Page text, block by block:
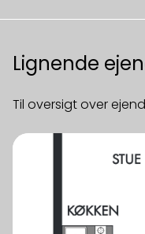
Lignende
Til oversigt over